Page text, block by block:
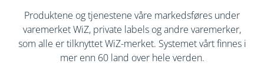
Produktene og tjenestene våre markedsføres under
varemerket WiZ, private labels og andre varemerker,
som alle er tilknyttet WiZ-merket. Systemet vårt finnes i
mer enn 60 land over hele verden.